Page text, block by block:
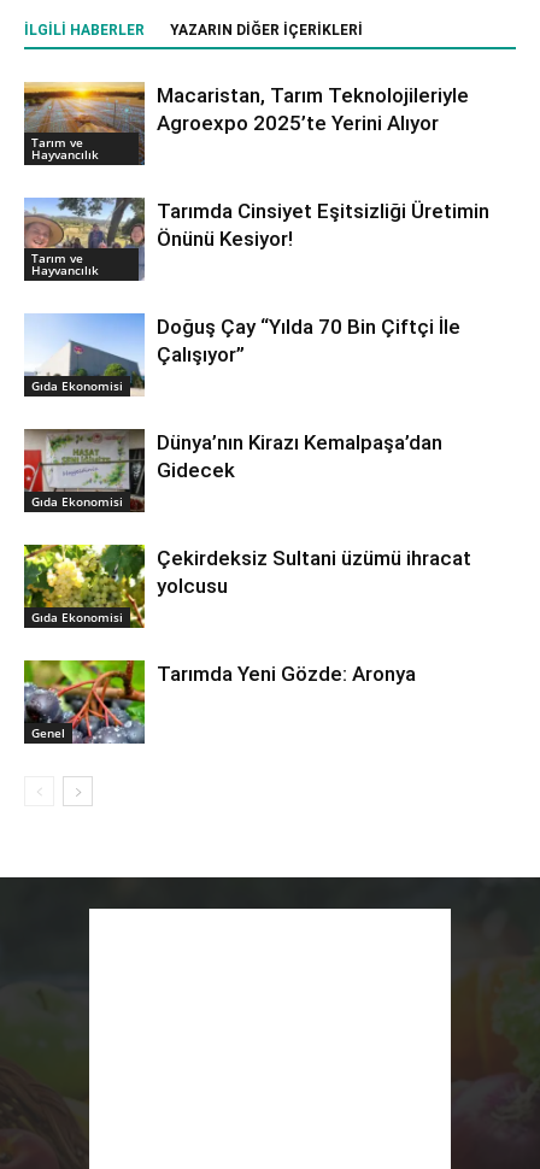
İLGILI HABERLER YAZARIN DIĞER İÇERIKLERI
Tarım ve
Hayvancılık
Macaristan, Tarım Teknolojileriyle
Agroexpo 2025’te Yerini Alıyor
Tarım ve
Hayvancılık
Tarımda Cinsiyet Eşitsizliği Üretimin
Önünü Kesiyor!
Gıda Ekonomisi
Doğuş Çay “Yılda 70 Bin Çiftçi İle
Çalışıyor”
Gıda Ekonomisi
Dünya’nın Kirazı Kemalpaşa’dan
Gidecek
Gıda Ekonomisi
Çekirdeksiz Sultani üzümü ihracat
yolcusu
Genel
Tarımda Yeni Gözde: Aronya